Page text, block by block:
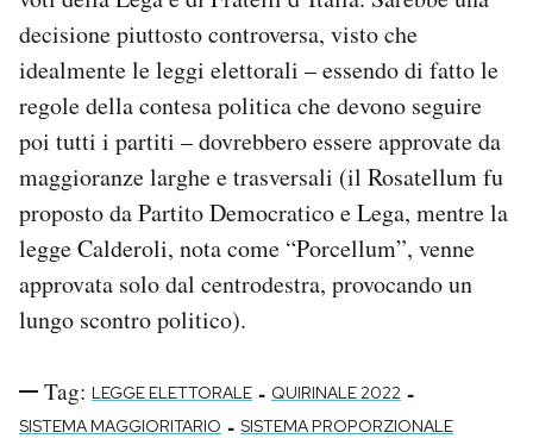
decisione piuttosto controversa, visto che
idealmente le leggi elettorali – essendo di fatto le
regole della contesa politica che devono seguire
poi tutti i partiti – dovrebbero essere approvate da
maggioranze larghe e trasversali (il Rosatellum fu
proposto da Partito Democratico e Lega, mentre la
legge Calderoli, nota come “Porcellum”, venne
approvata solo dal centrodestra, provocando un
lungo scontro politico).
Tag: LEGGE ELETTORALE - QUIRINALE 2022 -
SISTEMA MAGGIORITARIO - SISTEMA PROPORZIONALE